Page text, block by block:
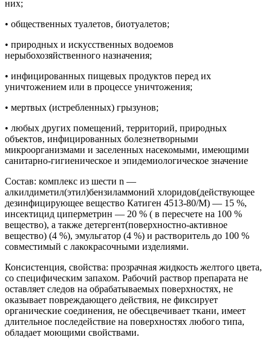
них;
• общественных туалетов, биотуалетов;
• природных и искусственных водоемов
нерыбохозяйственного назначения;
• инфицированных пищевых продуктов перед их
уничтожением или в процессе уничтожения;
• мертвых (истребленных) грызунов;
• любых других помещений, территорий, природных
объектов, инфицированных болезнетворными
микроорганизмами и заселенных насекомыми, имеющими
санитарно-гигиеническое и эпидемиологическое значение
Состав: комплекс из шести n —
алкилдиметил(этил)бензиламмоний хлоридов(действующее
дезинфицирующее вещество Катиген 4513-80/М) — 15 %,
инсектицид циперметрин — 20 % ( в пересчете на 100 %
вещество), а также детергент(поверхностно-активное
вещество) (4 %), эмульгатор (4 %) и растворитель до 100 %
совместимый с лакокрасочными изделиями.
Консистенция, свойства: прозрачная жидкость желтого цвета,
со специфическим запахом. Рабочий раствор препарата не
оставляет следов на обрабатываемых поверхностях, не
оказывает повреждающего действия, не фиксирует
органические соединения, не обесцвечивает ткани, имеет
длительное последействие на поверхностях любого типа,
обладает моющими свойствами.